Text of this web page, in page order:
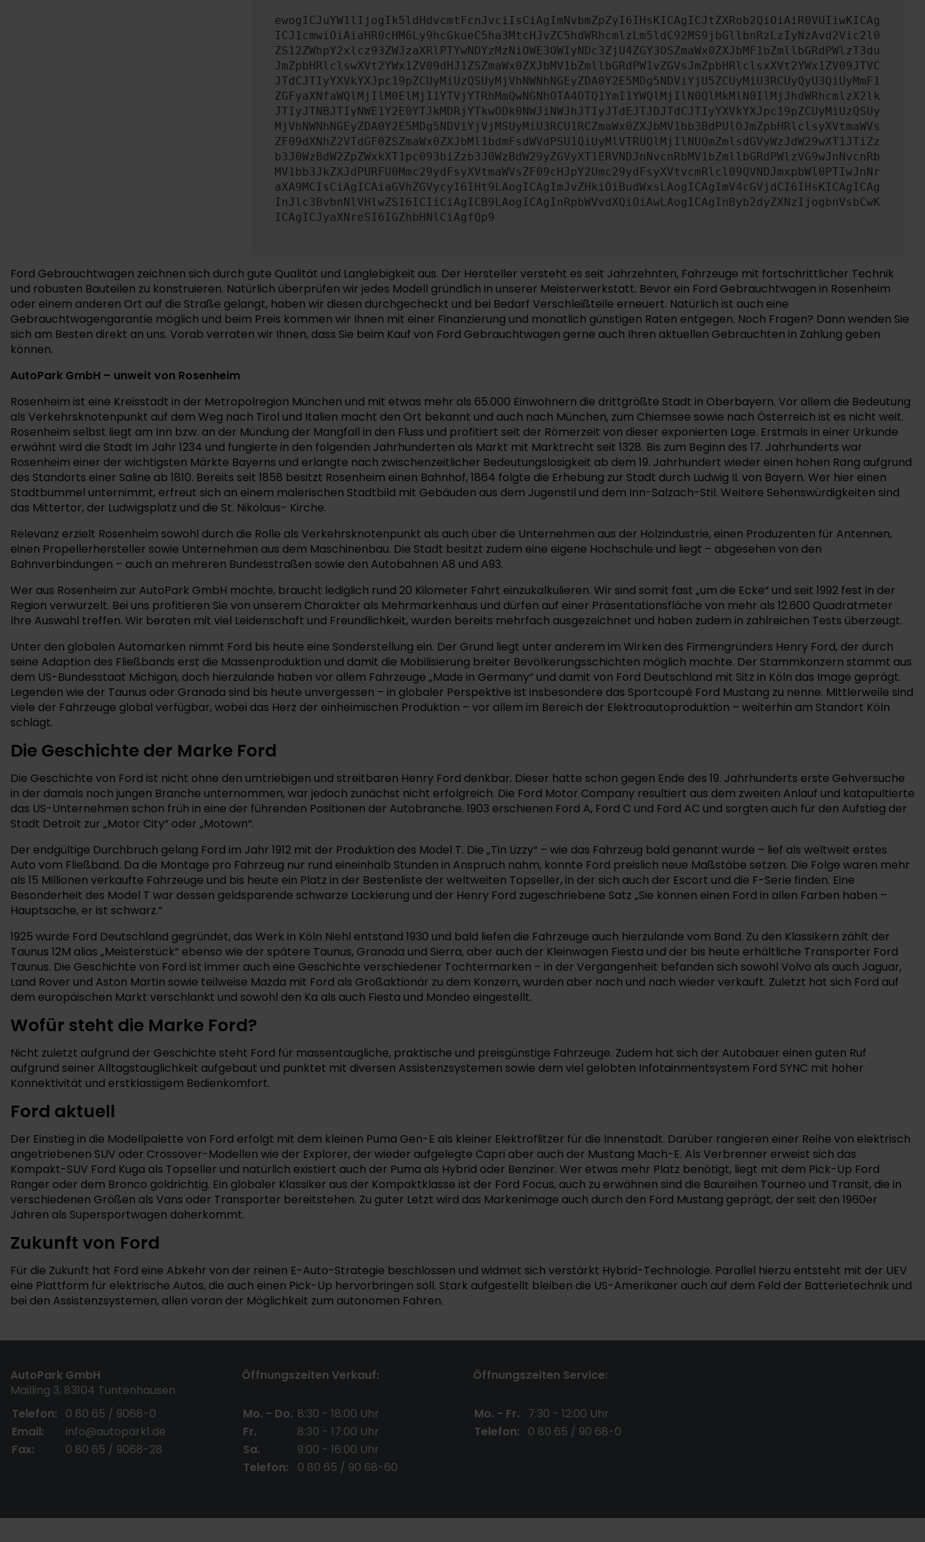
ewogICJuYW1lIjogIk5ldHdvcmtFcnJvciIsCiAgImNvbmZpZyI6IHsKICAgICJtZXRob2QiOiAiR0VUIiwKICAg
ICJ1cmwiOiAiaHR0cHM6Ly9hcGkueC5ha3MtcHJvZC5hdWRhcmlzLm5ldC92MS9jbGllbnRzLzIyNzAvd2Vic2l0
ZS12ZWhpY2xlcz93ZWJzaXRlPTYwNDYzMzNiOWE3OWIyNDc3ZjU4ZGY3OSZmaWx0ZXJbMF1bZmllbGRdPWlzT3du
JmZpbHRlclswXVt2YWx1ZV09dHJ1ZSZmaWx0ZXJbMV1bZmllbGRdPW1vZGVsJmZpbHRlclsxXVt2YWx1ZV09JTVC
JTdCJTIyYXVkYXJpc19pZCUyMiUzQSUyMjVhNWNhNGEyZDA0Y2E5MDg5NDViYjU5ZCUyMiU3RCUyQyU3QiUyMmF1
ZGFyaXNfaWQlMjIlM0ElMjI1YTVjYTRhMmQwNGNhOTA4OTQ1YmI1YWQlMjIlN0QlMkMlN0IlMjJhdWRhcmlzX2lk
JTIyJTNBJTIyNWE1Y2E0YTJkMDRjYTkwODk0NWJiNWJhJTIyJTdEJTJDJTdCJTIyYXVkYXJpc19pZCUyMiUzQSUy
MjVhNWNhNGEyZDA0Y2E5MDg5NDViYjVjMSUyMiU3RCU1RCZmaWx0ZXJbMV1bb3BdPUlOJmZpbHRlclsyXVtmaWVs
ZF09dXNhZ2VTdGF0ZSZmaWx0ZXJbMl1bdmFsdWVdPSU1QiUyMlVTRUQlMjIlNUQmZmlsdGVyWzJdW29wXT1JTiZz
b3J0WzBdW2ZpZWxkXT1pc093biZzb3J0WzBdW29yZGVyXT1ERVNDJnNvcnRbMV1bZmllbGRdPWlzVG9wJnNvcnRb
MV1bb3JkZXJdPURFU0Mmc29ydFsyXVtmaWVsZF09cHJpY2Umc29ydFsyXVtvcmRlcl09QVNDJmxpbWl0PTIwJnNr
aXA9MCIsCiAgICAiaGVhZGVycyI6IHt9LAogICAgImJvZHkiOiBudWxsLAogICAgImV4cGVjdCI6IHsKICAgICAg
InJlc3BvbnNlVHlwZSI6ICIiCiAgICB9LAogICAgInRpbWVvdXQiOiAwLAogICAgInByb2dyZXNzIjogbnVsbCwK
ICAgICJyaXNreSI6IGZhbHNlCiAgfQp9
Ford Gebrauchtwagen zeichnen sich durch gute Qualität und Langlebigkeit aus. Der Hersteller versteht es seit Jahrzehnten, Fahrzeuge mit fortschrittlicher Technik
und robusten Bauteilen zu konstruieren. Natürlich überprüfen wir jedes Modell gründlich in unserer Meisterwerkstatt. Bevor ein Ford Gebrauchtwagen in Rosenheim
oder einem anderen Ort auf die Straße gelangt, haben wir diesen durchgecheckt und bei Bedarf Verschleißteile erneuert. Natürlich ist auch eine
Gebrauchtwagengarantie möglich und beim Preis kommen wir Ihnen mit einer Finanzierung und monatlich günstigen Raten entgegen. Noch Fragen? Dann wenden Sie
sich am Besten direkt an uns. Vorab verraten wir Ihnen, dass Sie beim Kauf von Ford Gebrauchtwagen gerne auch Ihren aktuellen Gebrauchten in Zahlung geben
können.
AutoPark GmbH – unweit von Rosenheim
Rosenheim ist eine Kreisstadt in der Metropolregion München und mit etwas mehr als 65.000 Einwohnern die drittgrößte Stadt in Oberbayern. Vor allem die Bedeutung
als Verkehrsknotenpunkt auf dem Weg nach Tirol und Italien macht den Ort bekannt und auch nach München, zum Chiemsee sowie nach Österreich ist es nicht weit.
Rosenheim selbst liegt am Inn bzw. an der Mündung der Mangfall in den Fluss und profitiert seit der Römerzeit von dieser exponierten Lage. Erstmals in einer Urkunde
erwähnt wird die Stadt im Jahr 1234 und fungierte in den folgenden Jahrhunderten als Markt mit Marktrecht seit 1328. Bis zum Beginn des 17. Jahrhunderts war
Rosenheim einer der wichtigsten Märkte Bayerns und erlangte nach zwischenzeitlicher Bedeutungslosigkeit ab dem 19. Jahrhundert wieder einen hohen Rang aufgrund
des Standorts einer Saline ab 1810. Bereits seit 1858 besitzt Rosenheim einen Bahnhof, 1864 folgte die Erhebung zur Stadt durch Ludwig II. von Bayern. Wer hier einen
Stadtbummel unternimmt, erfreut sich an einem malerischen Stadtbild mit Gebäuden aus dem Jugenstil und dem Inn-Salzach-Stil. Weitere Sehenswürdigkeiten sind
das Mittertor, der Ludwigsplatz und die St. Nikolaus- Kirche.
Relevanz erzielt Rosenheim sowohl durch die Rolle als Verkehrsknotenpunkt als auch über die Unternehmen aus der Holzindustrie, einen Produzenten für Antennen,
einen Propellerhersteller sowie Unternehmen aus dem Maschinenbau. Die Stadt besitzt zudem eine eigene Hochschule und liegt – abgesehen von den
Bahnverbindungen – auch an mehreren Bundesstraßen sowie den Autobahnen A8 und A93.
Wer aus Rosenheim zur AutoPark GmbH möchte, braucht lediglich rund 20 Kilometer Fahrt einzukalkulieren. Wir sind somit fast „um die Ecke“ und seit 1992 fest in der
Region verwurzelt. Bei uns profitieren Sie von unserem Charakter als Mehrmarkenhaus und dürfen auf einer Präsentationsfläche von mehr als 12.600 Quadratmeter
Ihre Auswahl treffen. Wir beraten mit viel Leidenschaft und Freundlichkeit, wurden bereits mehrfach ausgezeichnet und haben zudem in zahlreichen Tests überzeugt.
Unter den globalen Automarken nimmt Ford bis heute eine Sonderstellung ein. Der Grund liegt unter anderem im Wirken des Firmengründers Henry Ford, der durch
seine Adaption des Fließbands erst die Massenproduktion und damit die Mobilisierung breiter Bevölkerungsschichten möglich machte. Der Stammkonzern stammt aus
dem US-Bundesstaat Michigan, doch hierzulande haben vor allem Fahrzeuge „Made in Germany“ und damit von Ford Deutschland mit Sitz in Köln das Image geprägt.
Legenden wie der Taunus oder Granada sind bis heute unvergessen – in globaler Perspektive ist insbesondere das Sportcoupé Ford Mustang zu nenne. Mittlerweile sind
viele der Fahrzeuge global verfügbar, wobei das Herz der einheimischen Produktion – vor allem im Bereich der Elektroautoproduktion – weiterhin am Standort Köln
schlägt.
Die Geschichte der Marke Ford
Die Geschichte von Ford ist nicht ohne den umtriebigen und streitbaren Henry Ford denkbar. Dieser hatte schon gegen Ende des 19. Jahrhunderts erste Gehversuche
in der damals noch jungen Branche unternommen, war jedoch zunächst nicht erfolgreich. Die Ford Motor Company resultiert aus dem zweiten Anlauf und katapultierte
das US-Unternehmen schon früh in eine der führenden Positionen der Autobranche. 1903 erschienen Ford A, Ford C und Ford AC und sorgten auch für den Aufstieg der
Stadt Detroit zur „Motor City“ oder „Motown“.
Der endgültige Durchbruch gelang Ford im Jahr 1912 mit der Produktion des Model T. Die „Tin Lizzy“ – wie das Fahrzeug bald genannt wurde – lief als weltweit erstes
Auto vom Fließband. Da die Montage pro Fahrzeug nur rund eineinhalb Stunden in Anspruch nahm, konnte Ford preislich neue Maßstäbe setzen. Die Folge waren mehr
als 15 Millionen verkaufte Fahrzeuge und bis heute ein Platz in der Bestenliste der weltweiten Topseller, in der sich auch der Escort und die F-Serie finden. Eine
Besonderheit des Model T war dessen geldsparende schwarze Lackierung und der Henry Ford zugeschriebene Satz „Sie können einen Ford in allen Farben haben –
Hauptsache, er ist schwarz.“
1925 wurde Ford Deutschland gegründet, das Werk in Köln Niehl entstand 1930 und bald liefen die Fahrzeuge auch hierzulande vom Band. Zu den Klassikern zählt der
Taunus 12M alias „Meisterstück“ ebenso wie der spätere Taunus, Granada und Sierra, aber auch der Kleinwagen Fiesta und der bis heute erhältliche Transporter Ford
Taunus. Die Geschichte von Ford ist immer auch eine Geschichte verschiedener Tochtermarken – in der Vergangenheit befanden sich sowohl Volvo als auch Jaguar,
Land Rover und Aston Martin sowie teilweise Mazda mit Ford als Großaktionär zu dem Konzern, wurden aber nach und nach wieder verkauft. Zuletzt hat sich Ford auf
dem europäischen Markt verschlankt und sowohl den Ka als auch Fiesta und Mondeo eingestellt.
Wofür steht die Marke Ford?
Nicht zuletzt aufgrund der Geschichte steht Ford für massentaugliche, praktische und preisgünstige Fahrzeuge. Zudem hat sich der Autobauer einen guten Ruf
aufgrund seiner Alltagstauglichkeit aufgebaut und punktet mit diversen Assistenzsystemen sowie dem viel gelobten Infotainmentsystem Ford SYNC mit hoher
Konnektivität und erstklassigem Bedienkomfort.
Ford aktuell
Der Einstieg in die Modellpalette von Ford erfolgt mit dem kleinen Puma Gen-E als kleiner Elektroflitzer für die Innenstadt. Darüber rangieren einer Reihe von elektrisch
angetriebenen SUV oder Crossover-Modellen wie der Explorer, der wieder aufgelegte Capri aber auch der Mustang Mach-E. Als Verbrenner erweist sich das
Kompakt-SUV Ford Kuga als Topseller und natürlich existiert auch der Puma als Hybrid oder Benziner. Wer etwas mehr Platz benötigt, liegt mit dem Pick-Up Ford
Ranger oder dem Bronco goldrichtig. Ein globaler Klassiker aus der Kompaktklasse ist der Ford Focus, auch zu erwähnen sind die Baureihen Tourneo und Transit, die in
verschiedenen Größen als Vans oder Transporter bereitstehen. Zu guter Letzt wird das Markenimage auch durch den Ford Mustang geprägt, der seit den 1960er
Jahren als Supersportwagen daherkommt.
Zukunft von Ford
Für die Zukunft hat Ford eine Abkehr von der reinen E-Auto-Strategie beschlossen und widmet sich verstärkt Hybrid-Technologie. Parallel hierzu entsteht mit der UEV
eine Plattform für elektrische Autos, die auch einen Pick-Up hervorbringen soll. Stark aufgestellt bleiben die US-Amerikaner auch auf dem Feld der Batterietechnik und
bei den Assistenzsystemen, allen voran der Möglichkeit zum autonomen Fahren.
AutoPark GmbH
Mailling 3, 83104 Tuntenhausen
Telefon:
0 80 65 / 9068-0
Email:
info@autopark1.de
Fax:
0 80 65 / 9068-28
Öffnungszeiten Verkauf:
Mo. - Do. 8:30 - 18:00 Uhr
Fr.
8:30 - 17:00 Uhr
Sa.
9:00 - 16:00 Uhr
Telefon:
0 80 65 / 90 68-60
Öffnungszeiten Service:
Mo. - Fr.
7:30 - 12:00 Uhr
Telefon:
0 80 65 / 90 68-0